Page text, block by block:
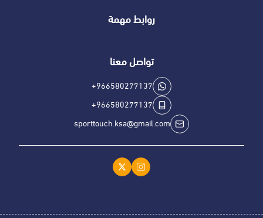
روابط مهمة
تواصل معنا
+966580277137
+966580277137
sporttouch.ksa@gmail.com